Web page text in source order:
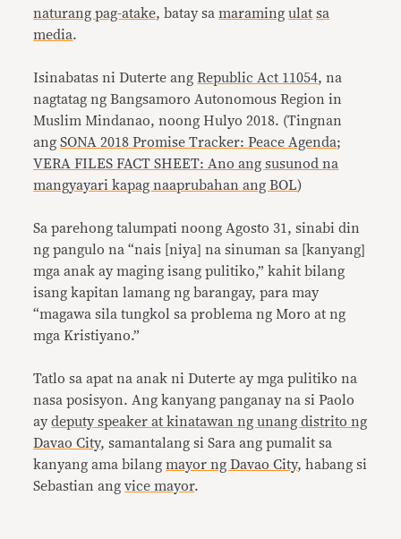
naturang pag-atake, batay samaraming ulat sa
media.
Isinabatas ni Duterte angRepublic Act 11054, na
nagtatag ng Bangsamoro Autonomous Region in
Muslim Mindanao, noong Hulyo 2018. (Tingnan
angSONA 2018 Promise Tracker: Peace Agenda;
VERA FILES FACT SHEET: Ano ang susunod na
mangyayari kapag naaprubahan ang BOL)
Sa parehong talumpati noong Agosto 31, sinabi din
ng pangulo na “nais [niya] na sinuman sa [kanyang]
mga anak ay maging isang pulitiko,” kahit bilang
isang kapitan lamang ng barangay, para may
“magawa sila tungkol sa problema ng Moro at ng
mga Kristiyano.”
Tatlo sa apat na anak ni Duterte ay mga pulitiko na
nasa posisyon. Ang kanyang panganay na si Paolo
aydeputy speaker at kinatawan ng unang distrito ng
Davao City, samantalang si Sara ang pumalit sa
kanyang ama bilangmayor ng Davao City, habang si
Sebastian angvice mayor.